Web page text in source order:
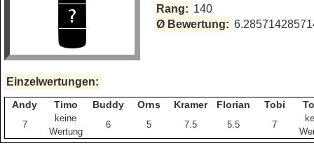
Rang: 140
Ø Bewertung:
Einzelwertungen:
Andy Timo Buddy Orns Kramer Florian Tobi
7
keine
Wertung
6 5 7.5 5.5 7